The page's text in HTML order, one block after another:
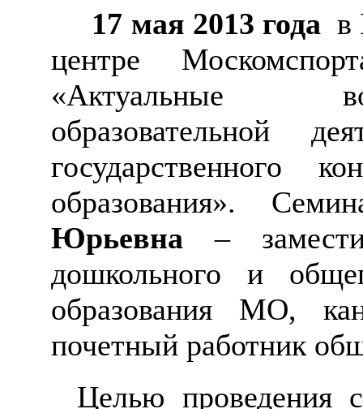
17 мая 2013 года в
центре
«Актуальные
образовательной
государственного
образования».
Юрьевна –
дошкольного и
образования МО,
почетный работник
Целью проведения